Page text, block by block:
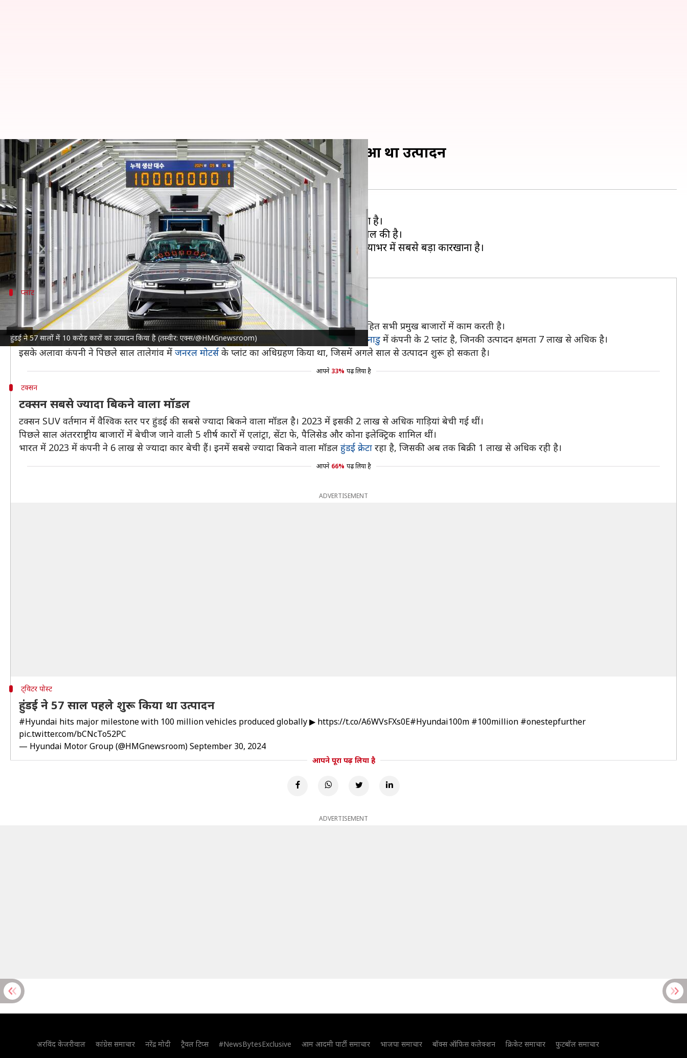
हुंडई ने 57 सालों में 10 करोड़ कारों का उत्पादन किया है (तस्वीर: एक्स/@HMGnewsroom)
हुंडई ने वैश्विक स्तर पर बनाई 10 करोड़ गाड़ियां, जानिए कब शुरू हुआ था उत्पादन
लेखन दिनेश चंद शर्मा Sep 30, 2024 12:01 pm
क्या है खबर?
हुंडई मोटर कंपनी
दक्षिण कोरिया
में उल्सान प्लांट से इलेक्ट्रिक कार आयोनिक-5 के उत्पादन के साथ यह उपलब्धि हासिल की है।
कार निर्माता ने 57 साल पहले 1968 में इसी प्लांट में कार उत्पादन शुरू किया था, जो कंपनी का दुनियाभर में सबसे बड़ा कारखाना है।
प्लांट
भारत में 2 प्लांट में होता है उत्पादन
वर्तमान में हुंडई अपने घरेलू दक्षिण कोरियाई बाजार के अलावा अमेरिका, यूरोप, एशिया और ऑस्ट्रेलिया सहित सभी प्रमुख बाजारों में काम करती है।
भारत उसके लिए तीसरा सबसे बड़ा विदेशी बाजार है, जहां 1996 में परिचालन शुरू किया गया था।तमिलनाडु में कंपनी के 2 प्लांट है, जिनकी उत्पादन क्षमता 7 लाख से अधिक है।
इसके अलावा कंपनी ने पिछले साल तालेगांव में जनरल मोटर्सके प्लांट का अधिग्रहण किया था, जिसमें अगले साल से उत्पादन शुरू हो सकता है।
आपने 33% पढ़ लिया है
टक्सन
टक्सन सबसे ज्यादा बिकने वाला मॉडल
टक्सन SUV वर्तमान में वैश्विक स्तर पर हुंडई की सबसे ज्यादा बिकने वाला मॉडल है। 2023 में इसकी 2 लाख से अधिक गाड़ियां बेची गई थीं।
पिछले साल अंतरराष्ट्रीय बाजारों में बेचीज जाने वाली 5 शीर्ष कारों में एलांट्रा, सेंटा फे, पैलिसेड और कोना इलेक्ट्रिक शामिल थीं।
भारत में 2023 में कंपनी ने 6 लाख से ज्यादा कार बेची हैं। इनमें सबसे ज्यादा बिकने वाला मॉडल हुंडई क्रेटा रहा है, जिसकी अब तक बिक्री 1 लाख से अधिक रही है।
आपने 66% पढ़ लिया है
ADVERTISEMENT
ट्विटर पोस्ट
हुंडई ने 57 साल पहले शुरू किया था उत्पादन
#Hyundai hits major milestone with 100 million vehicles produced globally ▶ https://t.co/A6WVsFXs0E#Hyundai100m #100million #onestepfurther
pic.twitter.com/bCNcTo52PC
— Hyundai Motor Group (@HMGnewsroom)September 30, 2024
आपने पूरा पढ़ लिया है
ADVERTISEMENT
अरविंद केजरीवाल कांग्रेस समाचार नरेंद्र मोदी ट्रैवल टिप्स #NewsBytesExclusive आम आदमी पार्टी समाचार भाजपा समाचार बॉक्स ऑफिस कलेक्शन क्रिकेट समाचार फुटबॉल समाचार